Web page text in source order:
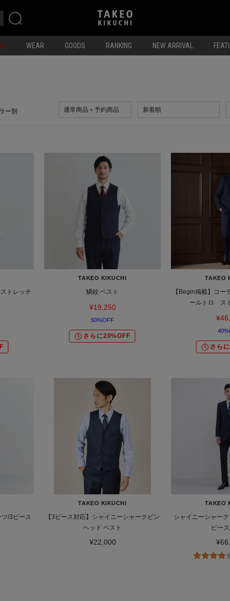
WEAR GOODS RANKING NEW ARRIVAL
ー別 通常商品＋予約商品 新着順
トレッチ
TAKEO KIKUCHI
鱗紋 ベスト
¥19,250
50%OFF
さらに20%OFF
TAKEO
【Begin掲載】コー
ールトロ ス
さら
/3ピース
TAKEO KIKUCHI
【3ピース対応】シャイニーシャークピン
ヘッド ベスト
¥22,000
TAKEO
シャイニーシャー
ピー